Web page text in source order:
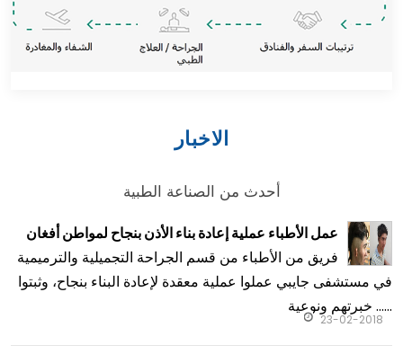
الاخبار
أحدث من الصناعة الطبية
عمل الأطباء عملية إعادة بناء الأذن بنجاح لمواطن أفغان
فريق من الأطباء من قسم الجراحة التجميلية والترميمية
في مستشفى جايبي عملوا عملية معقدة لإعادة البناء بنجاح، وثبتوا
خبرتهم ونوعية ......
23-02-2018